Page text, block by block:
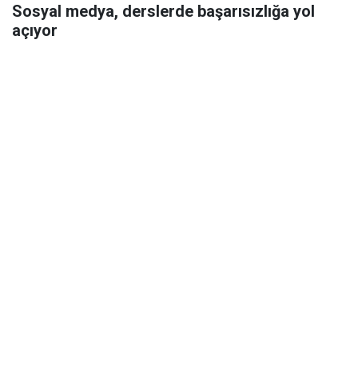
Sosyal medya, derslerde başarısızlığa yol
açıyor